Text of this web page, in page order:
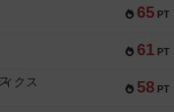
65 PT
61 PT
58 PT
クス